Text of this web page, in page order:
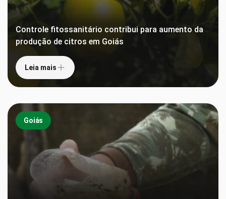
Controle fitossanitário contribui para aumento da
produção de citros em Goiás
Leia mais
Goiás